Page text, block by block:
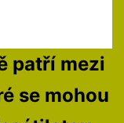
patří mezi
se mohou